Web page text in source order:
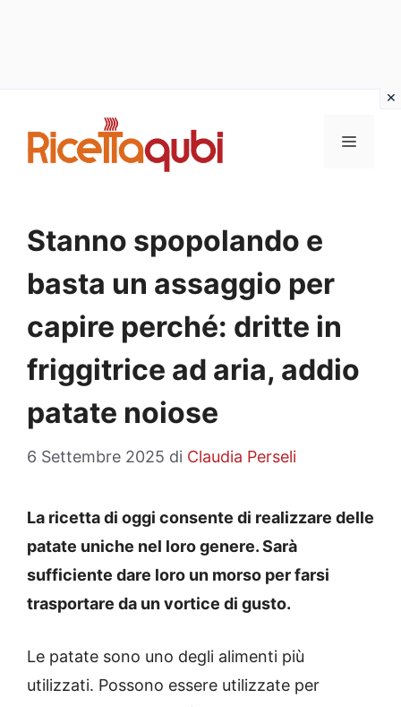
contenuto
MENU
Stanno spopolando e
basta un assaggio per
capire perché: dritte in
friggitrice ad aria, addio
patate noiose
6 Settembre 2025 di Claudia Perseli
La ricetta di oggi consente di realizzare delle
patate uniche nel loro genere. Sarà
sufficiente dare loro un morso per farsi
trasportare da un vortice di gusto.
Le patate sono uno degli alimenti più
utilizzati. Possono essere utilizzate per